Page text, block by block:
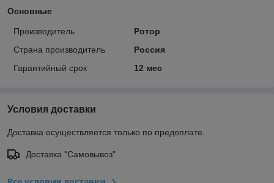
Основные
Производитель
Ротор
Страна производитель
Россия
Гарантийный срок
12 мес
Условия доставки
Доставка осуществляется только по предоплате.
Доставка "Самовывоз"